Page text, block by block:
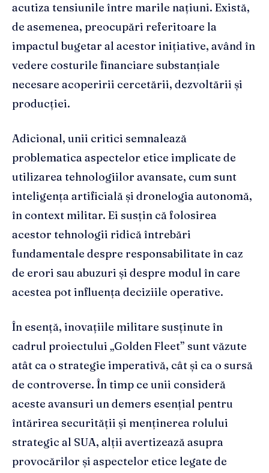
acutiza tensiunile între marile națiuni. Există,
de asemenea, preocupări referitoare la
impactul bugetar al acestor inițiative, având în
vedere costurile financiare substanțiale
necesare acoperirii cercetării, dezvoltării și
producției.
Adicional, unii critici semnalează
problematica aspectelor etice implicate de
utilizarea tehnologiilor avansate, cum sunt
inteligența artificială și dronelogia autonomă,
în context militar. Ei susțin că folosirea
acestor tehnologii ridică întrebări
fundamentale despre responsabilitate în caz
de erori sau abuzuri și despre modul în care
acestea pot influența deciziile operative.
În esență, inovațiile militare susținute în
cadrul proiectului „Golden Fleet” sunt văzute
atât ca o strategie imperativă, cât și ca o sursă
de controverse. În timp ce unii consideră
aceste avansuri un demers esențial pentru
întărirea securității și menținerea rolului
strategic al SUA, alții avertizează asupra
provocărilor și aspectelor etice legate de